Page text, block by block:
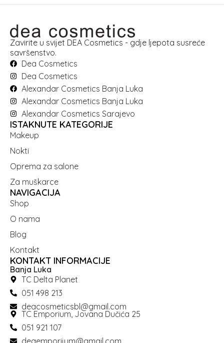
Zavirite u svijet DEA Cosmetics - gdje ljepota susreće
savršenstvo.
Dea Cosmetics
Dea Cosmetics
Alexandar Cosmetics Banja Luka
Alexandar Cosmetics Banja Luka
Alexandar Cosmetics Sarajevo
ISTAKNUTE KATEGORIJE
Makeup
Nokti
Oprema za salone
Za muškarce
NAVIGACIJA
Shop
O nama
Blog
Kontakt
KONTAKT INFORMACIJE
Banja Luka
TC Delta Planet
051 498 213
deacosmeticsbl@gmail.com
TC Emporium, Jovana Dučića 25
051 921 107
deaemporijum@gmail.com